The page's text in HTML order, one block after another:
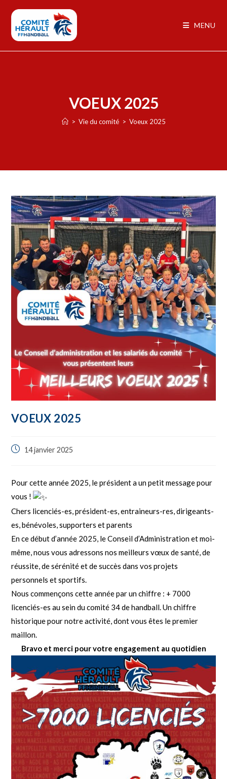
MENU
VOEUX 2025
> Vie du comité > Voeux 2025
VOEUX 2025
14 janvier 2025
Pour cette année 2025, le président a un petit message pour
vous !
Chers licenciés-es, président-es, entraineurs-res, dirigeants-
es, bénévoles, supporters et parents
En ce début d’année 2025, le Conseil d’Administration et moi-
même, nous vous adressons nos meilleurs vœux de santé, de
réussite, de sérénité et de succès dans vos projets
personnels et sportifs.
Nous commençons cette année par un chiffre : + 7000
licenciés-es au sein du comité 34 de handball. Un chiffre
historique pour notre activité, dont vous êtes le premier
maillon.
Bravo et merci pour votre engagement au quotidien